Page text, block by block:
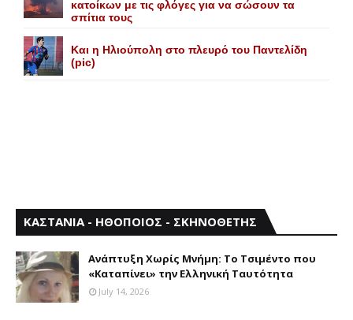
κατοίκων με τις φλόγες για να σώσουν τα
σπίτια τους
Και η Ηλιούπολη στο πλευρό του Παντελίδη
(pic)
ΚΑΣΤΑΝΙΑ - ΗΘΟΠΟΙΟΣ - ΣΚΗΝΟΘΕΤΗΣ
Aνάπτυξη Xωρίς Mνήμη: Το Τσιμέντο που
«Καταπίνει» την Ελληνική Ταυτότητα
July 14, 2026